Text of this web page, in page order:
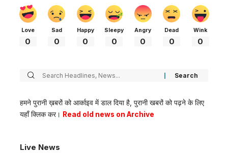
Love
0
Sad
0
Happy
0
Sleepy
0
Angry
0
Dead
0
Wink
0
हमने पुरानी ख़बरों को आर्काइव में डाल दिया है, पुरानी खबरों को पढ़ने के लिए
यहाँ क्लिक कर। Read old news on Archive
Live News